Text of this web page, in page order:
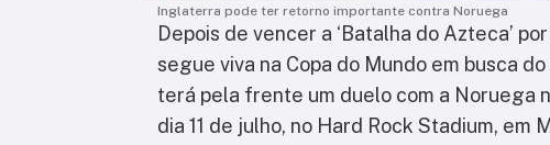
Inglaterra pode ter retorno importante contra Noruega
Depois de vencer a ‘Batalha do Azteca’
segue viva na Copa do Mundo em busca
terá pela frente um duelo com a Noruega
dia 11 de julho, no Hard Rock Stadium, em